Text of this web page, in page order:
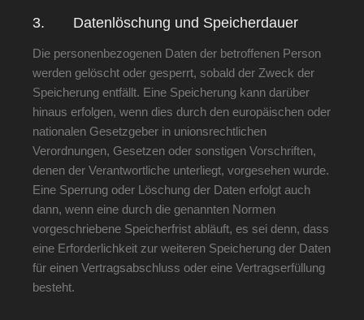
3. Datenlöschung und Speicherdauer
Die personenbezogenen Daten der betroffenen Person
werden gelöscht oder gesperrt, sobald der Zweck der
Speicherung entfällt. Eine Speicherung kann darüber
hinaus erfolgen, wenn dies durch den europäischen oder
nationalen Gesetzgeber in unionsrechtlichen
Verordnungen, Gesetzen oder sonstigen Vorschriften,
denen der Verantwortliche unterliegt, vorgesehen wurde.
Eine Sperrung oder Löschung der Daten erfolgt auch
dann, wenn eine durch die genannten Normen
vorgeschriebene Speicherfrist abläuft, es sei denn, dass
eine Erforderlichkeit zur weiteren Speicherung der Daten
für einen Vertragsabschluss oder eine Vertragserfüllung
besteht.